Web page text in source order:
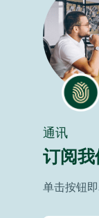
通讯
订阅
单击按钮